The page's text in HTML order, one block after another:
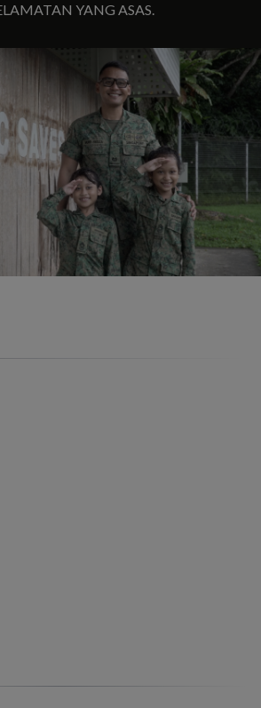
YANG ASAS.